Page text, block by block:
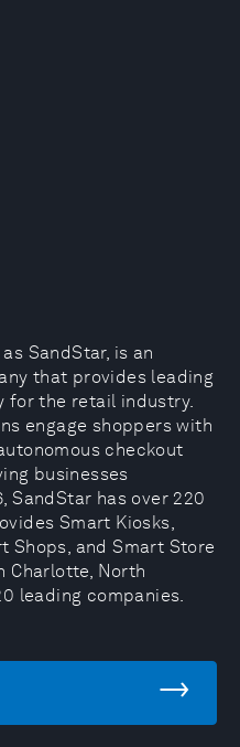
SandStar, is an
that provides leading
for the retail industry.
engage shoppers with
checkout
businesses
SandStar has over 220
Smart Kiosks,
Shops, and Smart Store
Charlotte, North
leading companies.